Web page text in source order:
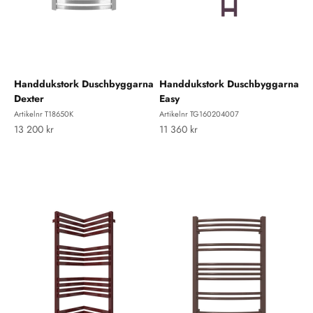
Handdukstork Duschbyggarna
Dexter
Artikelnr T18650K
REA-pris
13 200 kr
Handdukstork Duschbyggarna
Easy
Artikelnr TG160204007
REA-pris
11 360 kr